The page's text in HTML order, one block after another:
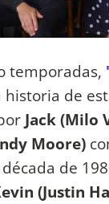
temporadas,
de
Jack (Milo
Moore)
de
(Justin